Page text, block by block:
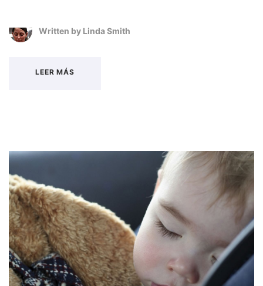
Written by Linda Smith
LEER MÁS